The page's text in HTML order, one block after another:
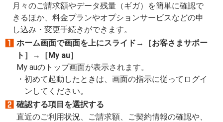
月々のご請求額やデータ残量（ギガ）を簡単に確認で
きるほか、料金プランやオプションサービスなどの申
し込み・変更手続きができます。
ホーム画面で画面を上にスライド→［お客さまサポー
ト］→［My au］
My auのトップ画面が表示されます。
初めて起動したときは、画面の指示に従ってログイ
ンしてください。
確認する項目を選択する
直近のご利用状況、ご請求額、ご契約情報の確認や、